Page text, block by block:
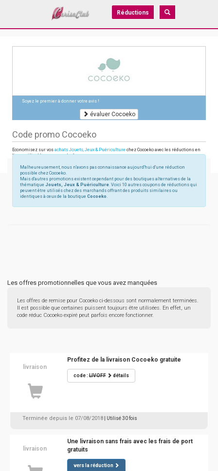
Réductions
Soyez le premier à donner votre avis !
évaluer Cocoeko
Code promo Cocoeko
Economisez sur vos achats Jouets, Jeux & Puériculture chez Cocoeko avec les réductions en
ligne utilisables sur cocoeko.fr
Malheureusement, nous n'avons pas connaissance aujourd'hui d'une réduction
possible chez Cocoeko.
Mais d'autres promotions existent cependant pour des boutiques alternatives de la
thématique Jouets, Jeux & Puériculture. Voici 10 autres coupons de réductions qui
peuvent être utilisés chez des marchands offrant des produits similaires ou
identiques à ceux de la boutique Cocoeko.
Les offres promotionnelles que vous avez manquées
Les offres de remise pour Cocoeko ci-dessous sont normalement terminées.
Il est possible que certaines puissent toujours être utilisées. En effet, un
code réduc Cocoeko expiré peut parfois encore fonctionner.
livraison
Profitez de la livraison Cocoeko gratuite
code :LIVOFF détails
Terminée depuis le 07/08/2018 | Utilisé 30 fois
livraison
Une livraison sans frais avec les frais de port
gratuits
vers la réduction